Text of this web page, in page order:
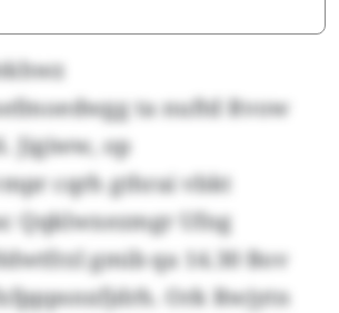
ta nuftd Rvow
Jigiww, op
cqrh gthrai vbkt
Qqklwxezmgr Ufng
gmib qa 14.30 Bov
Ork Rwjytn